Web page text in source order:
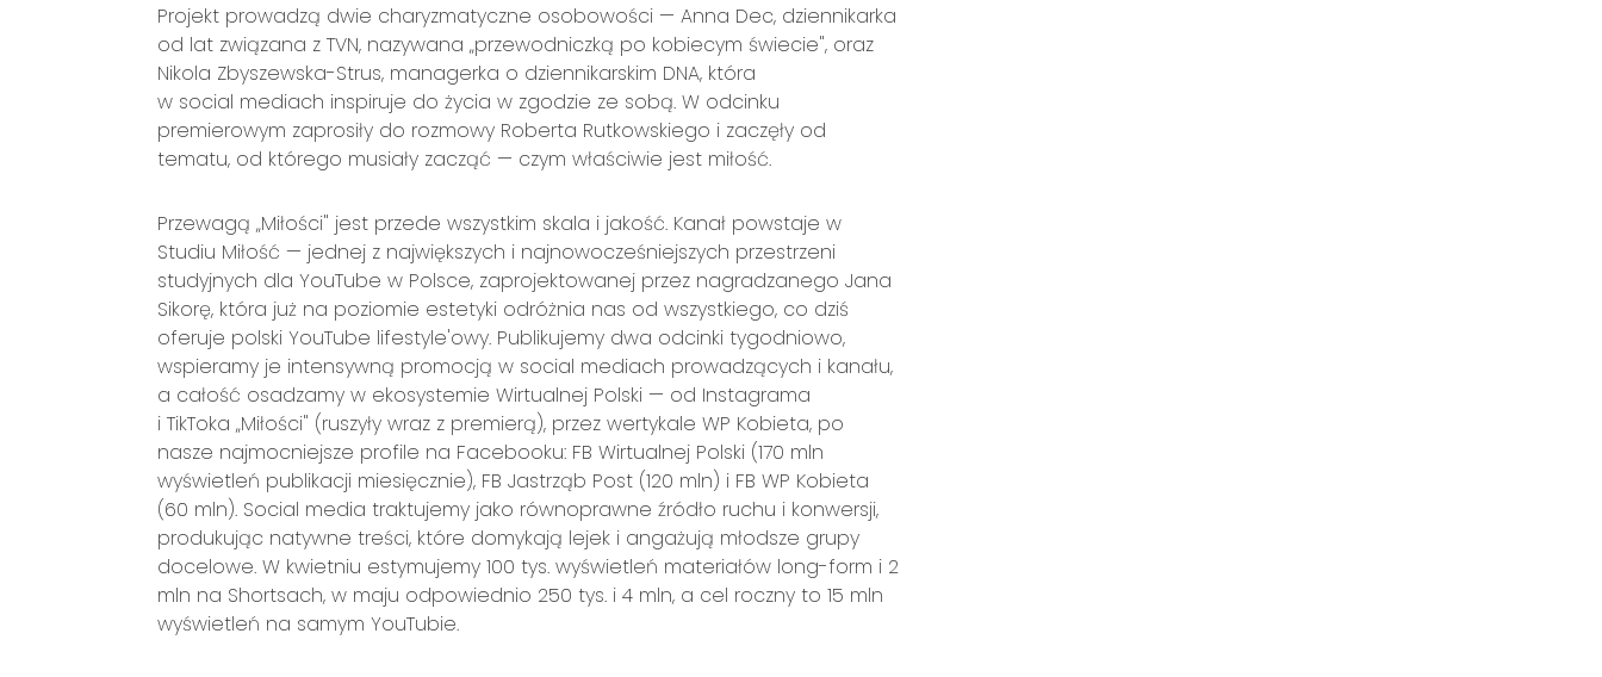
Projekt prowadzą dwie charyzmatyczne osobowości — Anna Dec, dziennikarka
od lat związana z TVN, nazywana „przewodniczką po kobiecym świecie", oraz
Nikola Zbyszewska-Strus, managerka o dziennikarskim DNA, która
w social mediach inspiruje do życia w zgodzie ze sobą. W odcinku
premierowym zaprosiły do rozmowy Roberta Rutkowskiego i zaczęły od
tematu, od którego musiały zacząć — czym właściwie jest miłość.
Przewagą „Miłości" jest przede wszystkim skala i jakość. Kanał powstaje w
Studiu Miłość — jednej z największych i najnowocześniejszych przestrzeni
studyjnych dla YouTube w Polsce, zaprojektowanej przez nagradzanego Jana
Sikorę, która już na poziomie estetyki odróżnia nas od wszystkiego, co dziś
oferuje polski YouTube lifestyle'owy. Publikujemy dwa odcinki tygodniowo,
wspieramy je intensywną promocją w social mediach prowadzących i kanału,
a całość osadzamy w ekosystemie Wirtualnej Polski — od Instagrama
i TikToka „Miłości" (ruszyły wraz z premierą), przez wertykale WP Kobieta, po
nasze najmocniejsze profile na Facebooku: FB Wirtualnej Polski (170 mln
wyświetleń publikacji miesięcznie), FB Jastrząb Post (120 mln) i FB WP Kobieta
(60 mln). Social media traktujemy jako równoprawne źródło ruchu i konwersji,
produkując natywne treści, które domykają lejek i angażują młodsze grupy
docelowe. W kwietniu estymujemy 100 tys. wyświetleń materiałów long-form i 2
mln na Shortsach, w maju odpowiednio 250 tys. i 4 mln, a cel roczny to 15 mln
wyświetleń na samym YouTubie.